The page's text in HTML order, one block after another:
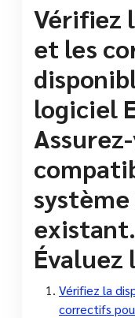
Vérifiez
et les
logiciel
existant.
Évaluez
Vérifiez la
correctifs